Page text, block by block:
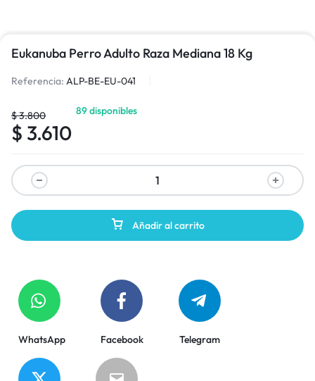
Eukanuba Perro Adulto Raza Mediana 18 Kg
Referencia: ALP-BE-EU-041
$3.800
$ 3.610
89 disponibles
Añadir al carrito
WhatsApp Facebook Telegram